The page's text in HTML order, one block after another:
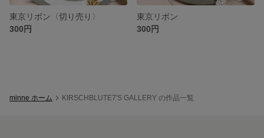
東京リボン〈切り売り〉
300円
東京リボン
300円
minne ホーム KIRSCHBLUTE7'S GALLERY の作品一覧